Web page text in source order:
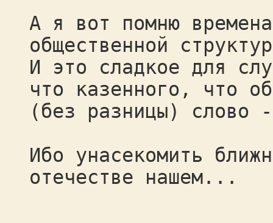
А я вот помню
общественной
И это сладкое для
что казенного, что
(без разницы) слово
Ибо унасекомить
отечестве нашем...